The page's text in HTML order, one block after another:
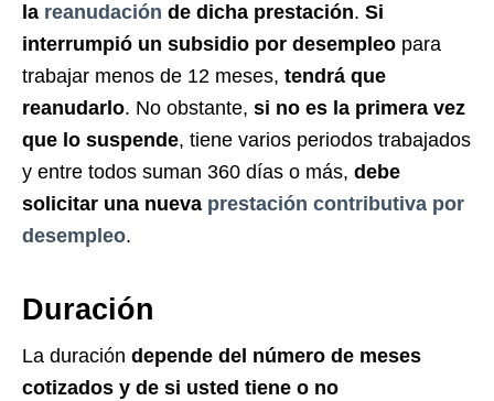
la reanudación de dicha prestación. Si
interrumpió un subsidio por desempleo para
trabajar menos de 12 meses, tendrá que
reanudarlo. No obstante, si no es la primera vez
que lo suspende, tiene varios periodos trabajados
y entre todos suman 360 días o más, debe
solicitar una nueva prestación contributiva por
desempleo.
Duración
La duración depende del número de meses
cotizados y de si usted tiene o no